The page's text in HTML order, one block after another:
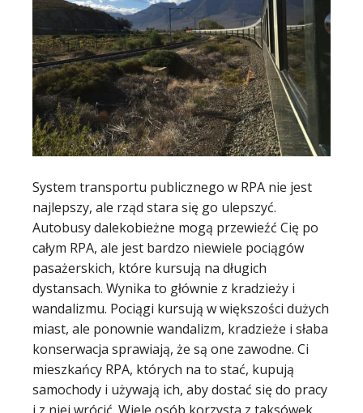
System transportu publicznego w RPA nie jest
najlepszy, ale rząd stara się go ulepszyć.
Autobusy dalekobieżne mogą przewieźć Cię po
całym RPA, ale jest bardzo niewiele pociągów
pasażerskich, które kursują na długich
dystansach. Wynika to głównie z kradzieży i
wandalizmu. Pociągi kursują w większości dużych
miast, ale ponownie wandalizm, kradzieże i słaba
konserwacja sprawiają, że są one zawodne. Ci
mieszkańcy RPA, których na to stać, kupują
samochody i używają ich, aby dostać się do pracy